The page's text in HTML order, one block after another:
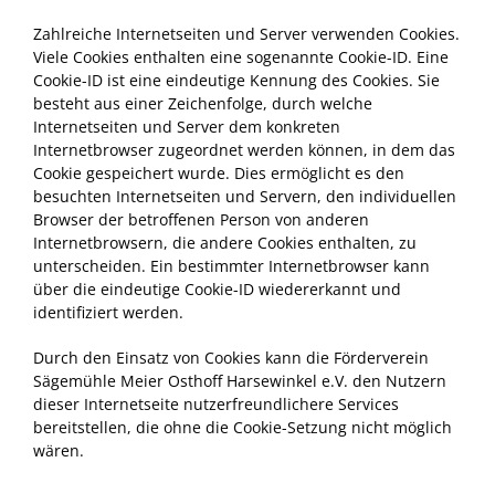
Zahlreiche Internetseiten und Server verwenden Cookies.
Viele Cookies enthalten eine sogenannte Cookie-ID. Eine
Cookie-ID ist eine eindeutige Kennung des Cookies. Sie
besteht aus einer Zeichenfolge, durch welche
Internetseiten und Server dem konkreten
Internetbrowser zugeordnet werden können, in dem das
Cookie gespeichert wurde. Dies ermöglicht es den
besuchten Internetseiten und Servern, den individuellen
Browser der betroffenen Person von anderen
Internetbrowsern, die andere Cookies enthalten, zu
unterscheiden. Ein bestimmter Internetbrowser kann
über die eindeutige Cookie-ID wiedererkannt und
identifiziert werden.
Durch den Einsatz von Cookies kann die Förderverein
Sägemühle Meier Osthoff Harsewinkel e.V. den Nutzern
dieser Internetseite nutzerfreundlichere Services
bereitstellen, die ohne die Cookie-Setzung nicht möglich
wären.